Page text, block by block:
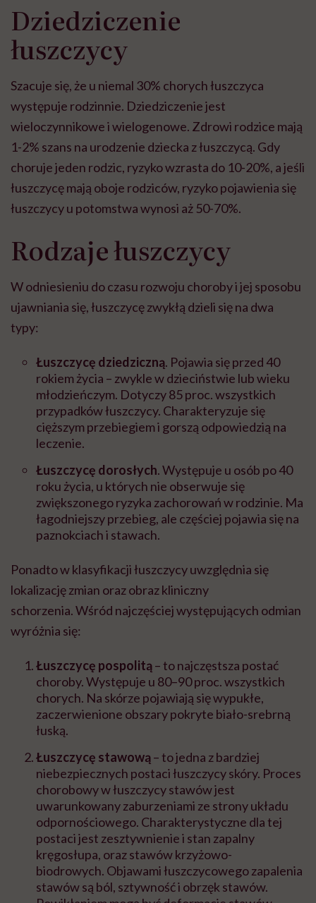
Dziedziczenie
łuszczycy
Szacuje się, że u niemal 30% chorych łuszczyca
występuje rodzinnie. Dziedziczenie jest
wieloczynnikowe i wielogenowe. Zdrowi rodzice mają
1-2% szans na urodzenie dziecka z łuszczycą. Gdy
choruje jeden rodzic, ryzyko wzrasta do 10-20%, a jeśli
łuszczycę mają oboje rodziców, ryzyko pojawienia się
łuszczycy u potomstwa wynosi aż 50-70%.
Rodzaje łuszczycy
W odniesieniu do czasu rozwoju choroby i jej sposobu
ujawniania się, łuszczycę zwykłą dzieli się na dwa
typy:
Łuszczycę dziedziczną. Pojawia się przed 40
rokiem życia – zwykle w dzieciństwie lub wieku
młodzieńczym. Dotyczy 85 proc. wszystkich
przypadków łuszczycy. Charakteryzuje się
cięższym przebiegiem i gorszą odpowiedzią na
leczenie.
Łuszczycę dorosłych. Występuje u osób po 40
roku życia, u których nie obserwuje się
zwiększonego ryzyka zachorowań w rodzinie. Ma
łagodniejszy przebieg, ale częściej pojawia się na
paznokciach i stawach.
Ponadto w klasyfikacji łuszczycy uwzględnia się
lokalizację zmian oraz obraz kliniczny
schorzenia.Wśród najczęściej występujących odmian
wyróżnia się:
Łuszczycę pospolitą– to najczęstsza postać
choroby. Występuje u 80–90 proc. wszystkich
chorych. Na skórze pojawiają się wypukłe,
zaczerwienione obszary pokryte biało-srebrną
łuską.
Łuszczycę stawową– to jedna z bardziej
niebezpiecznych postaci łuszczycy skóry. Proces
chorobowyw łuszczycy stawówjest
uwarunkowany zaburzeniami ze strony układu
odpornościowego. Charakterystyczne dla tej
postaci jest zesztywnienie i stan zapalny
kręgosłupa, oraz stawów krzyżowo-
biodrowych. Objawamiłuszczycowego zapalenia
stawówsą ból, sztywność i obrzęk stawów.